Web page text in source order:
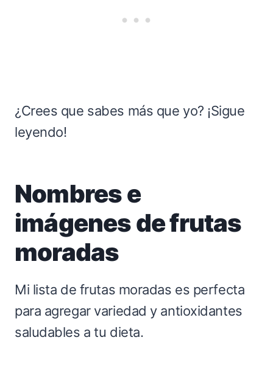
¿Crees que sabes más que yo? ¡Sigue
leyendo!
Nombres e
imágenes de frutas
moradas
Mi lista de frutas moradas es perfecta
para agregar variedad y antioxidantes
saludables a tu dieta.